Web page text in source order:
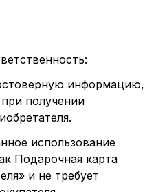
информацию,
получении
использование
Подарочная карта
и не требует